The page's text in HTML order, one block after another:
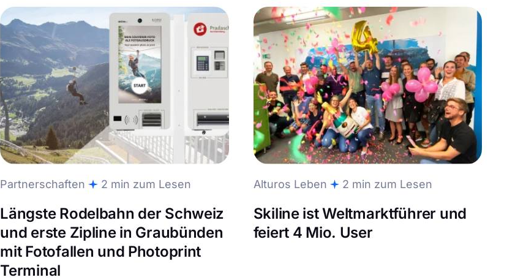
Partnerschaften 2 min zum Lesen
Längste Rodelbahn der Schweiz
und erste Zipline in Graubünden
mit Fotofallen und Photoprint
Terminal
Alturos Leben 2 min zum Lesen
Skiline ist Weltmarktführer und
feiert 4 Mio. User